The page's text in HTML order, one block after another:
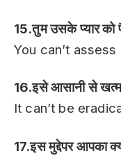
15.तुम उसके प्यार
You can’t
16.इसे आसानी से खत्म
It can’t be
17.इस मुद्देपर आपका